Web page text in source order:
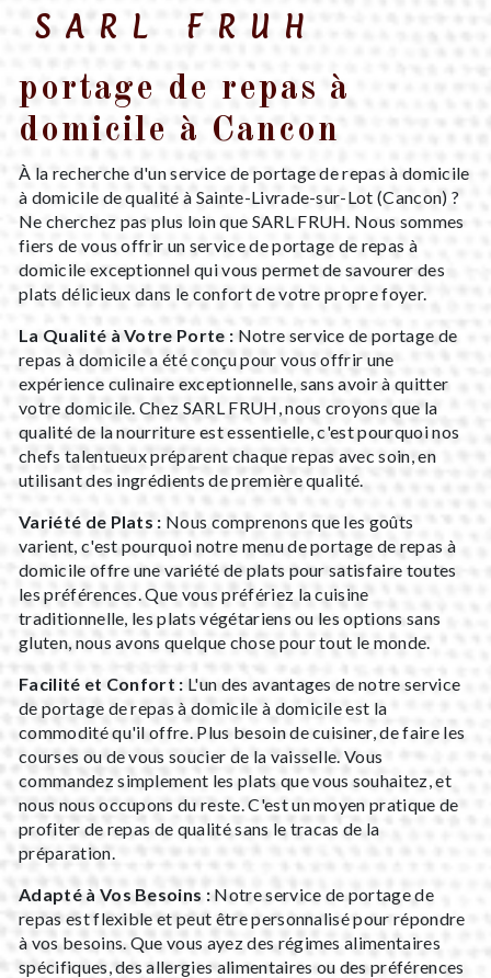
SARL FRUH
portage de repas à
domicile à Cancon
À la recherche d'un service de portage de repas à domicile
à domicile de qualité à Sainte-Livrade-sur-Lot (Cancon) ?
Ne cherchez pas plus loin que SARL FRUH. Nous sommes
fiers de vous offrir un service de portage de repas à
domicile exceptionnel qui vous permet de savourer des
plats délicieux dans le confort de votre propre foyer.
La Qualité à Votre Porte : Notre service de portage de
repas à domicile a été conçu pour vous offrir une
expérience culinaire exceptionnelle, sans avoir à quitter
votre domicile. Chez SARL FRUH, nous croyons que la
qualité de la nourriture est essentielle, c'est pourquoi nos
chefs talentueux préparent chaque repas avec soin, en
utilisant des ingrédients de première qualité.
Variété de Plats : Nous comprenons que les goûts
varient, c'est pourquoi notre menu de portage de repas à
domicile offre une variété de plats pour satisfaire toutes
les préférences. Que vous préfériez la cuisine
traditionnelle, les plats végétariens ou les options sans
gluten, nous avons quelque chose pour tout le monde.
Facilité et Confort : L'un des avantages de notre service
de portage de repas à domicile à domicile est la
commodité qu'il offre. Plus besoin de cuisiner, de faire les
courses ou de vous soucier de la vaisselle. Vous
commandez simplement les plats que vous souhaitez, et
nous nous occupons du reste. C'est un moyen pratique de
profiter de repas de qualité sans le tracas de la
préparation.
Adapté à Vos Besoins : Notre service de portage de
repas est flexible et peut être personnalisé pour répondre
à vos besoins. Que vous ayez des régimes alimentaires
spécifiques, des allergies alimentaires ou des préférences